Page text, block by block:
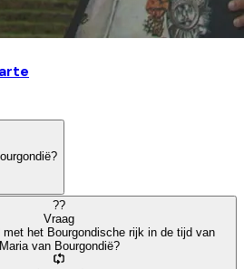
??
Vraag
met het Bourgondische rijk in de tijd van
Maria van Bourgondië?